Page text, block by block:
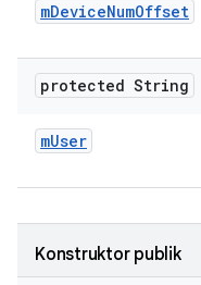
mDeviceNumOffset
protected String
mUser
Konstruktor publik